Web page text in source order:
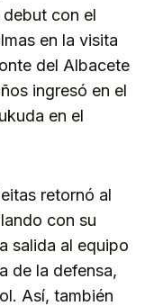
con el
en la visita
del Albacete
ingresó en el
en el
retornó al
con su
salida al equipo
de la defensa,
Así, también